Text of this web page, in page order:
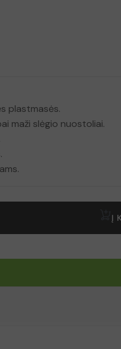
plastmasės.
maži slėgio nuostoliai.
Į